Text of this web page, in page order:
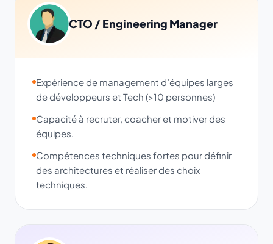
CTO / Engineering Manager
Expérience de management d’équipes larges
de développeurs et Tech (>10 personnes)
Capacité à recruter, coacher et motiver des
équipes.
Compétences techniques fortes pour définir
des architectures et réaliser des choix
techniques.